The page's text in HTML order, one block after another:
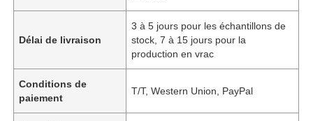
Délai de livraison
3 à 5 jours pour les échantillons de
stock, 7 à 15 jours pour la
production en vrac
Conditions de
paiement
T/T, Western Union, PayPal